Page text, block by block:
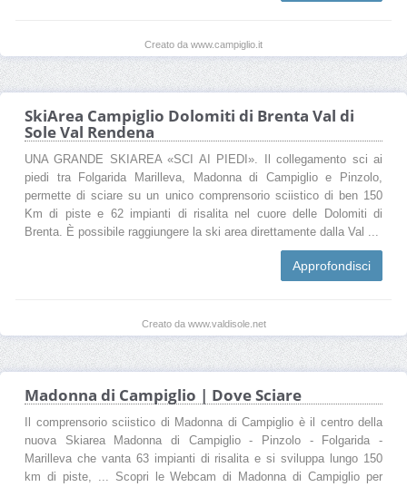
Creato da www.campiglio.it
SkiArea Campiglio Dolomiti di Brenta Val di
Sole Val Rendena
UNA GRANDE SKIAREA «SCI AI PIEDI» . Il collegamento sci ai
piedi tra Folgarida Marilleva, Madonna di Campiglio e Pinzolo,
permette di sciare su un unico comprensorio sciistico di ben 150
Km di piste e 62 impianti di risalita nel cuore delle Dolomiti di
Brenta. È possibile raggiungere la ski area direttamente dalla Val ...
Approfondisci
Creato da www.valdisole.net
Madonna di Campiglio | Dove Sciare
Il comprensorio sciistico di Madonna di Campiglio è il centro della
nuova Skiarea Madonna di Campiglio - Pinzolo - Folgarida -
Marilleva che vanta 63 impianti di risalita e si sviluppa lungo 150
km di piste, ... Scopri le Webcam di Madonna di Campiglio per